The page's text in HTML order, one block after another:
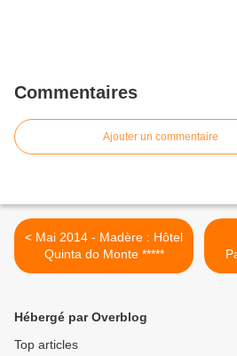
Commentaires
Ajouter un commentaire
< Mai 2014 - Madère : Hôtel
Quinta do Monte *****
Hébergé par Overblog
Top articles